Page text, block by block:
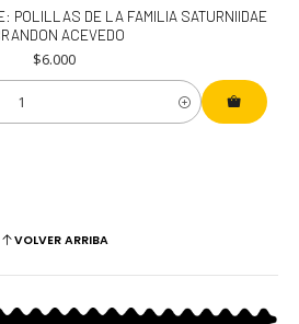
POLILLAS DE LA FAMILIA SATURNIIDAE
ACEVEDO
$6.000
VOLVER ARRIBA